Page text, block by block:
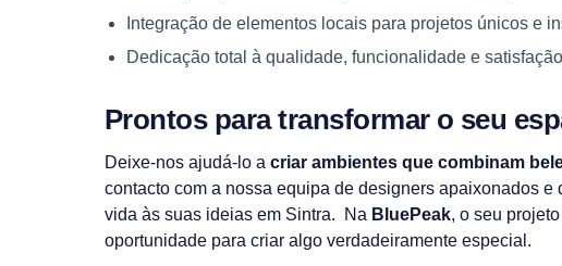
Integração de elementos locais para projetos únicos e
Dedicação total à qualidade, funcionalidade e
Prontos para transformar o seu
Deixe-nos ajudá-lo a criar ambientes que combinam
contacto com a nossa equipa de designers apaixonados e
vida às suas ideias em Sintra. Na BluePeak, o seu
oportunidade para criar algo verdadeiramente especial.